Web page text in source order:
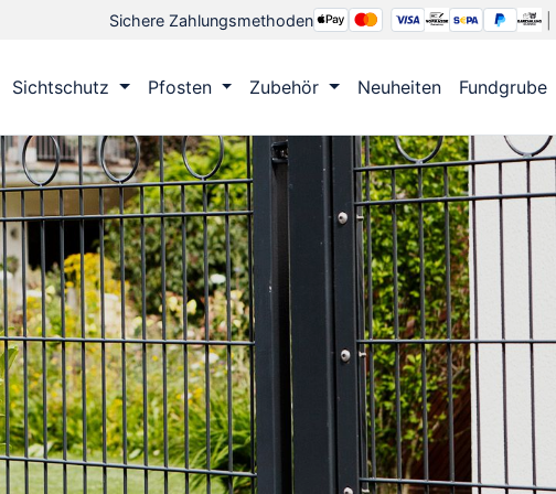
Sichere Zahlungsmethoden
Sichtschutz Pfosten Zubehör Neuheiten Fundgrube